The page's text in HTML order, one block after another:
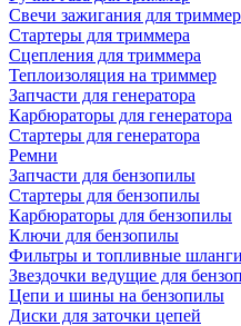
Свечи зажигания для
Стартеры для триммера
Сцепления для триммера
Теплоизоляция на триммер
Запчасти для генератора
Карбюраторы для генератора
Стартеры для генератора
Ремни
Запчасти для бензопилы
Стартеры для бензопилы
Карбюраторы для бензопилы
Ключи для бензопилы
Фильтры и топливные
Звездочки ведущие для
Цепи и шины на бензопилы
Диски для заточки цепей